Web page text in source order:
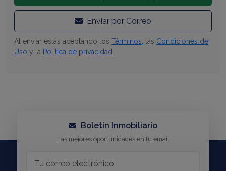
Enviar por Correo
Al enviar estás aceptando los Términos , las Condiciones de
Uso y la Política de privacidad
Boletín Inmobiliario
Las mejores oportunidades en tu email